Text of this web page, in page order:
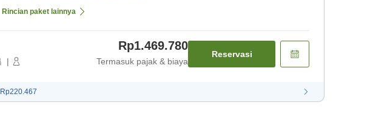
Rincian paket lainnya
|
Rp1.469.780
Termasuk pajak & biaya
Reservasi
Rp220.467